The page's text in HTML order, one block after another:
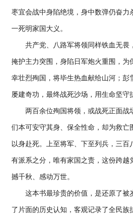
枣宜会战中身陷绝境，身中数弹仍奋力
一死明家国大义。
共产党、八路军将领同样铁血无畏
掩护主力突围，身陷日军炮火重围，为
幸壮烈殉国，将毕生热血献给山河；彭
屡建奇功，最终战死沙场，用生命坚守
两百余位殉国将领，或战死正面战
们本可安守其身、保全性命，却为救亡
以身赴死。上至将军、下至列兵，三百
有派系之分，唯有家国之责，这份跨越
撼千秋、感动万世。
这本书最珍贵的价值，是还原了被
了片面的历史认知，客观记录了全民族